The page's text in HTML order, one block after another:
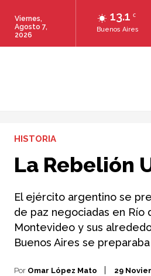
13.1 C
Buenos Aires
Viernes,
Agosto 7,
2026
HISTORIA
La Rebelión
El ejército argentino se
de paz negociadas en Río
Montevideo y sus
Buenos Aires se
Por Omar López Mato 29